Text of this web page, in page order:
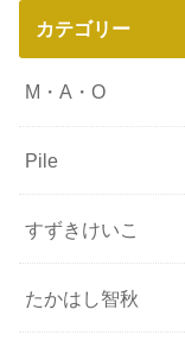
カテゴリー
M・A・O
Pile
すずきけいこ
たかはし智秋